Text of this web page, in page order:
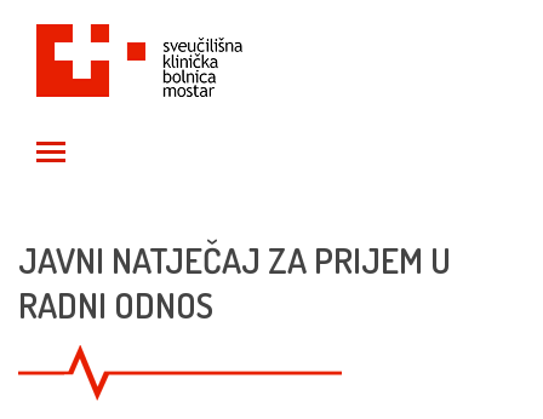
JAVNI NATJEČAJ ZA PRIJEM U
RADNI ODNOS